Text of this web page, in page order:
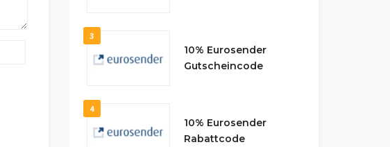
3
10% Eurosender
Gutscheincode
4
10% Eurosender
Rabattcode